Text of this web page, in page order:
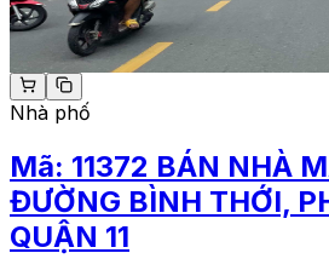
Nhà phố
Mã: 11372 BÁN NHÀ
ĐƯỜNG BÌNH THỚI,
QUẬN 11